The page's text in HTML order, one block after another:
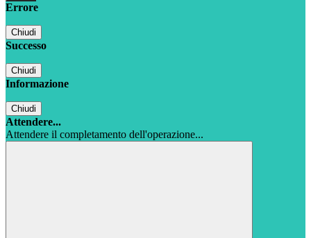
Errore
Chiudi
Successo
Chiudi
Informazione
Chiudi
Attendere...
Attendere il completamento dell'operazione...